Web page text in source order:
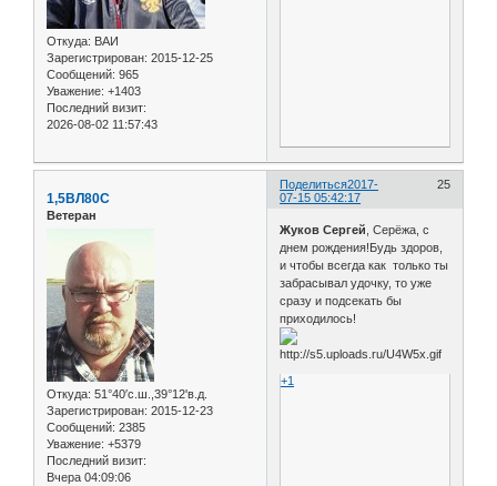
Откуда: ВАИ
Зарегистрирован: 2015-12-25
Сообщений: 965
Уважение: +1403
Последний визит:
2026-08-02 11:57:43
Поделиться 25
2017-
07-15 05:42:17
1,5ВЛ80С
Ветеран
Откуда: 51°40′с.ш.,39°12'в.д.
Зарегистрирован: 2015-12-23
Сообщений: 2385
Уважение: +5379
Последний визит:
Вчера 04:09:06
Жуков Сергей , Серёжа, с
днем рождения!Будь здоров,
и чтобы всегда как только ты
забрасывал удочку, то уже
сразу и подсекать бы
приходилось!
+1